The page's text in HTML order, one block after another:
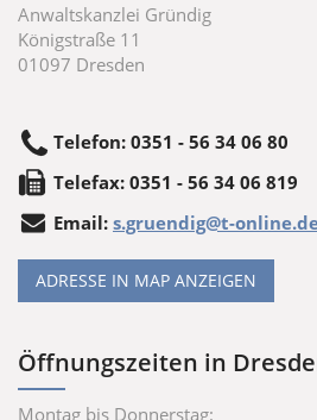
Anwaltskanzlei Gründig
Königstraße 11
01097 Dresden
Telefon: 0351 - 56 34 06 80
Telefax: 0351 - 56 34 06 819
Email: s.gruendig@t-
ADRESSE IN MAP ANZEIGEN
Öffnungszeiten in
Montag bis Donnerstag: